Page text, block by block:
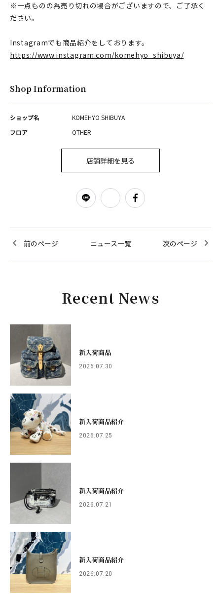
※一点ものの為売り切れの場合がございますので、ご了承く
ださい。
Instagramでも商品紹介をしております。
https://www.instagram.com/komehyo_shibuya/
Shop Information
ショップ名
KOMEHYO SHIBUYA
フロア
OTHER
店舗詳細を見る
前のページ ニュース一覧 次のページ
Recent News
新入荷商品
2026.07.30
新入荷商品紹介
2026.07.25
新入荷商品紹介
2026.07.21
新入荷商品紹介
2026.07.20